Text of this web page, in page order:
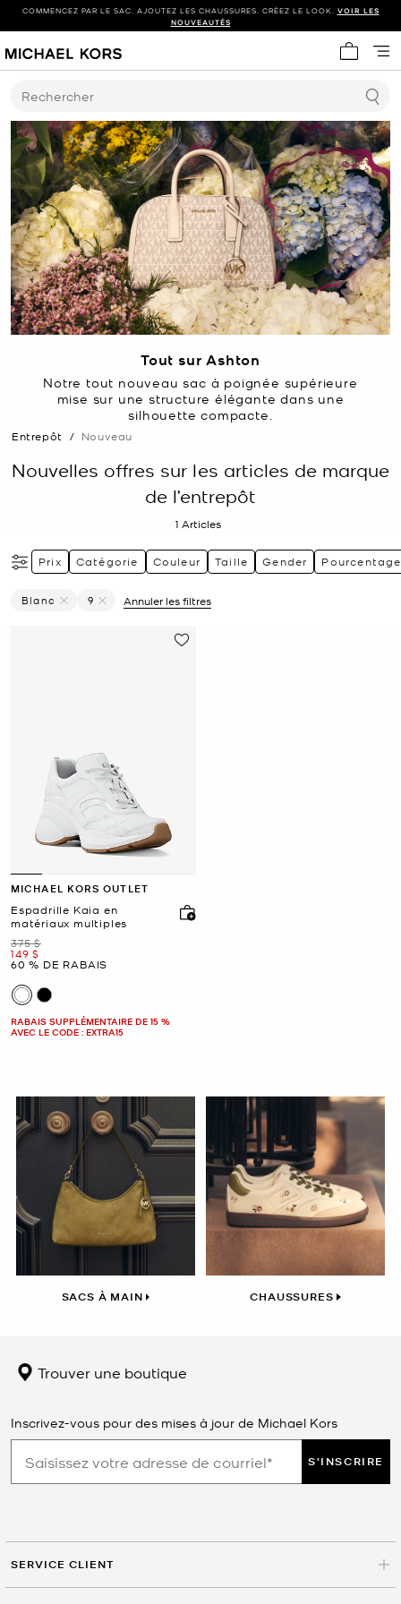
COMMENCEZ PAR LE SAC. AJOUTEZ LES CHAUSSURES. CRÉEZ LE LOOK. VOIR LES
NOUVEAUTÉS
Mon
Rechercher
Tout sur Ashton
Notre tout nouveau sac à poignée supérieure
mise sur une structure élégante dans une
silhouette compacte.
Entrepôt / Nouveau
Nouvelles offres sur les articles de marque
de l’entrepôt
1 Articles
Prix Catégorie Couleur Taille Gender
Blanc
9
Annuler les filtres
MICHAEL KORS OUTLET
Espadrille Kaia en
matériaux multiples
était
375 $
maintenant
149 $
60 % DE RABAIS
RABAIS SUPPLÉMENTAIRE DE 15 %
AVEC LE CODE : EXTRA15
SACS À MAIN CHAUSSURES
Trouver une boutique
Inscrivez-vous pour des mises à jour de Michael Kors
S'INSCRIRE
SERVICE CLIENT